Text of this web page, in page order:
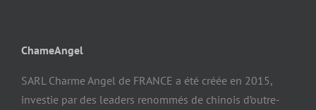
ChameAngel
SARL Charme Angel de FRANCE a été créée en 2015,
investie par des leaders renommés de chinois d’outre-